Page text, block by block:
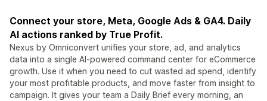
Connect your store, Meta, Google Ads & GA4. Daily
AI actions ranked by True Profit.
Nexus by Omniconvert unifies your store, ad, and analytics
data into a single AI-powered command center for eCommerce
growth. Use it when you need to cut wasted ad spend, identify
your most profitable products, and move faster from insight to
campaign. It gives your team a Daily Brief every morning, an